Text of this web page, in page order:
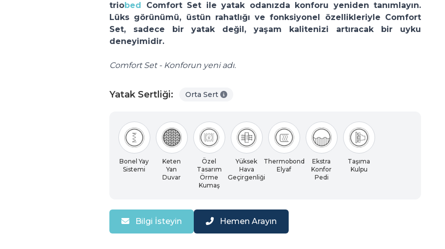
triobed Comfort Set ile yatak odanızda konforu yeniden tanımlayın.
Lüks görünümü, üstün rahatlığı ve fonksiyonel özellikleriyle Comfort
Set, sadece bir yatak değil, yaşam kalitenizi artıracak bir uyku
deneyimidir.
Comfort Set - Konforun yeni adı.
Yatak Sertliği: Orta Sert
Bonel Yay
Sistemi
Keten
Yan
Duvar
Özel
Tasarım
Örme
Kumaş
Yüksek
Hava
Geçirgenliği
Thermobond
Elyaf
Ekstra
Konfor
Pedi
Taşıma
Kulpu
Bilgi İsteyin Hemen Arayın